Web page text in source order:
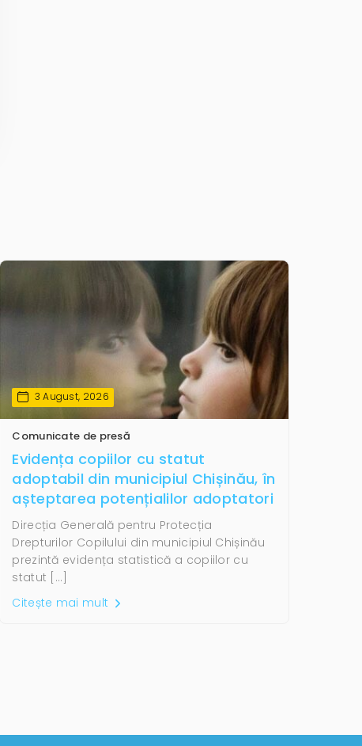
3 August, 2026
Comunicate de presă
Evidența copiilor cu statut
adoptabil din municipiul Chișinău, în
așteptarea potențialilor adoptatori
Direcția Generală pentru Protecția
Drepturilor Copilului din municipiul Chișinău
prezintă evidența statistică a copiilor cu
statut […]
Citește mai mult